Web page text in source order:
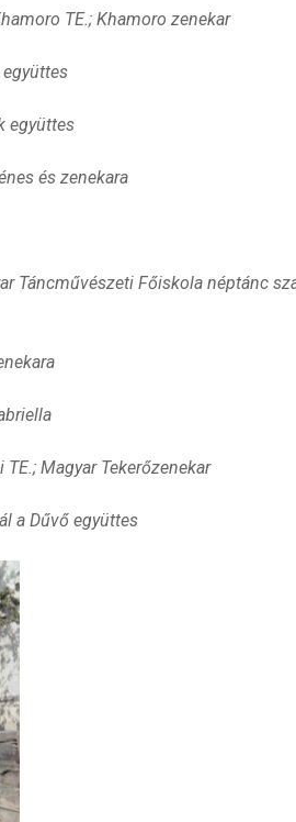
TE.; Khamoro zenekar
együttes
és zenekara
Táncművészeti Főiskola néptánc
Magyar Tekerőzenekar
a Dűvő együttes